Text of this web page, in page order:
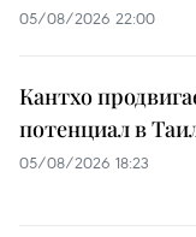
05/08/2026 22:00
Кантхо
потенциал в
05/08/2026 18:23